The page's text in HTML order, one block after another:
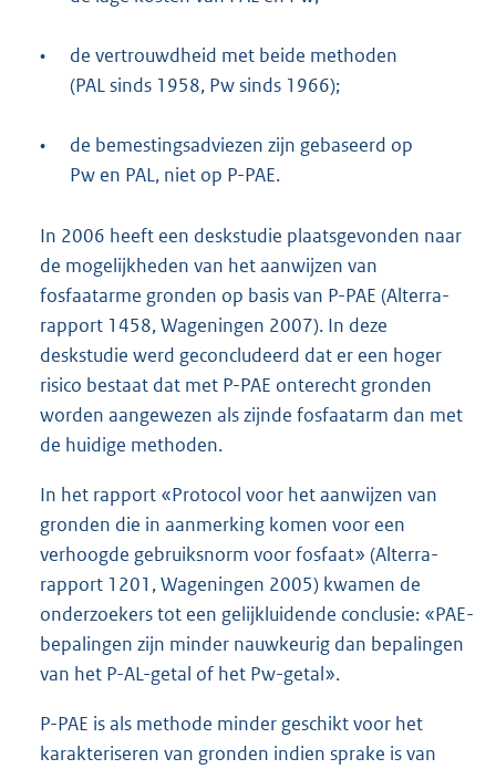
•
de vertrouwdheid met beide methoden
(PAL sinds 1958, Pw sinds 1966);
•
de bemestingsadviezen zijn gebaseerd op
Pw en PAL, niet op P-PAE.
In 2006 heeft een deskstudie plaatsgevonden naar
de mogelijkheden van het aanwijzen van
fosfaatarme gronden op basis van P-PAE (Alterra-
rapport 1458, Wageningen 2007). In deze
deskstudie werd geconcludeerd dat er een hoger
risico bestaat dat met P-PAE onterecht gronden
worden aangewezen als zijnde fosfaatarm dan met
de huidige methoden.
In het rapport «Protocol voor het aanwijzen van
gronden die in aanmerking komen voor een
verhoogde gebruiksnorm voor fosfaat» (Alterra-
rapport 1201, Wageningen 2005) kwamen de
onderzoekers tot een gelijkluidende conclusie: «PAE-
bepalingen zijn minder nauwkeurig dan bepalingen
van het P-AL-getal of het Pw-getal».
P-PAE is als methode minder geschikt voor het
karakteriseren van gronden indien sprake is van